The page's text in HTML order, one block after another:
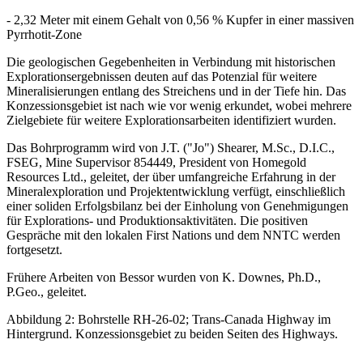
- 2,32 Meter mit einem Gehalt von 0,56 % Kupfer in einer massiven
Pyrrhotit-Zone
Die geologischen Gegebenheiten in Verbindung mit historischen
Explorationsergebnissen deuten auf das Potenzial für weitere
Mineralisierungen entlang des Streichens und in der Tiefe hin. Das
Konzessionsgebiet ist nach wie vor wenig erkundet, wobei mehrere
Zielgebiete für weitere Explorationsarbeiten identifiziert wurden.
Das Bohrprogramm wird von J.T. ("Jo") Shearer, M.Sc., D.I.C.,
FSEG, Mine Supervisor 854449, President von Homegold
Resources Ltd., geleitet, der über umfangreiche Erfahrung in der
Mineralexploration und Projektentwicklung verfügt, einschließlich
einer soliden Erfolgsbilanz bei der Einholung von Genehmigungen
für Explorations- und Produktionsaktivitäten. Die positiven
Gespräche mit den lokalen First Nations und dem NNTC werden
fortgesetzt.
Frühere Arbeiten von Bessor wurden von K. Downes, Ph.D.,
P.Geo., geleitet.
Abbildung 2: Bohrstelle RH-26-02; Trans-Canada Highway im
Hintergrund. Konzessionsgebiet zu beiden Seiten des Highways.